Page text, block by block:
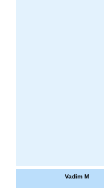
Vadim M